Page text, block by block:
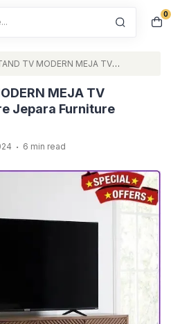
0
TV MODERN MEJA TV
Jepara
MEJA TV
Jepara Furniture
. 6 min read